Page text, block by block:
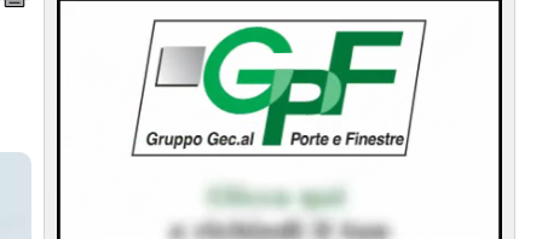
COOKIE POLICY
PRIVACY POLICY
FEED RSS
MAPPA DEL SITO
NORMATIVE
DEONTOLOGICHE